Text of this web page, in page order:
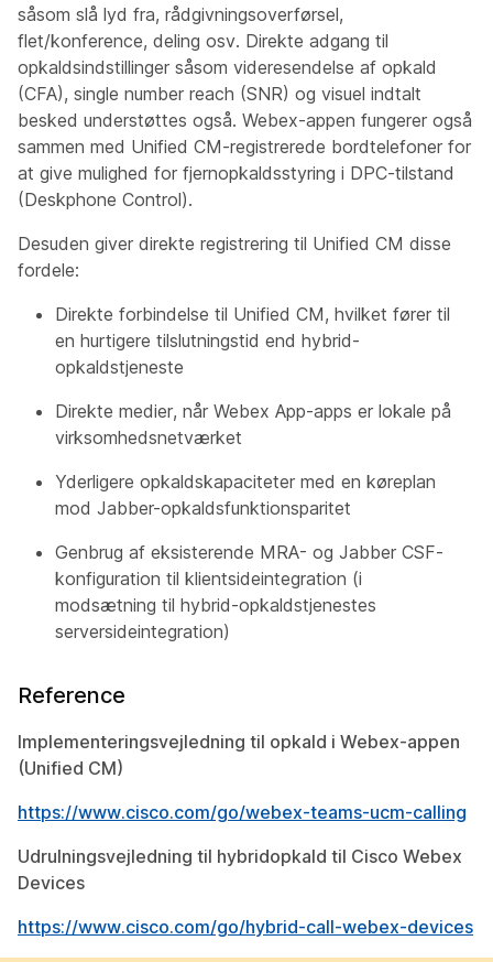
såsom slå lyd fra, rådgivningsoverførsel,
flet/konference, deling osv. Direkte adgang til
opkaldsindstillinger såsom videresendelse af opkald
(CFA), single number reach (SNR) og visuel indtalt
besked understøttes også. Webex-appen fungerer også
sammen med Unified CM-registrerede bordtelefoner for
at give mulighed for fjernopkaldsstyring i DPC-tilstand
(Deskphone Control).
Desuden giver direkte registrering til Unified CM disse
fordele:
Direkte forbindelse til Unified CM, hvilket fører til
en hurtigere tilslutningstid end hybrid-
opkaldstjeneste
Direkte medier, når Webex App-apps er lokale på
virksomhedsnetværket
Yderligere opkaldskapaciteter med en køreplan
mod Jabber-opkaldsfunktionsparitet
Genbrug af eksisterende MRA- og Jabber CSF-
konfiguration til klientsideintegration (i
modsætning til hybrid-opkaldstjenestes
serversideintegration)
Reference
Implementeringsvejledning til opkald i Webex-appen
(Unified CM)
https://www.cisco.com/go/webex-teams-ucm-calling
Udrulningsvejledning til hybridopkald til Cisco Webex
Devices
https://www.cisco.com/go/hybrid-call-webex-devices